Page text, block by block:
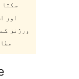
سکتا
اور
ورژنز